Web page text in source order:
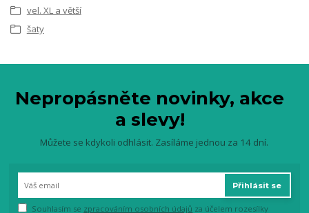
vel. XL a větší
šaty
Nepropásněte novinky, akce
a slevy!
Můžete se kdykoli odhlásit. Zasíláme jednou za 14 dní.
Přihlásit se
Souhlasím se zpracováním osobních údajů za účelem rozesílky